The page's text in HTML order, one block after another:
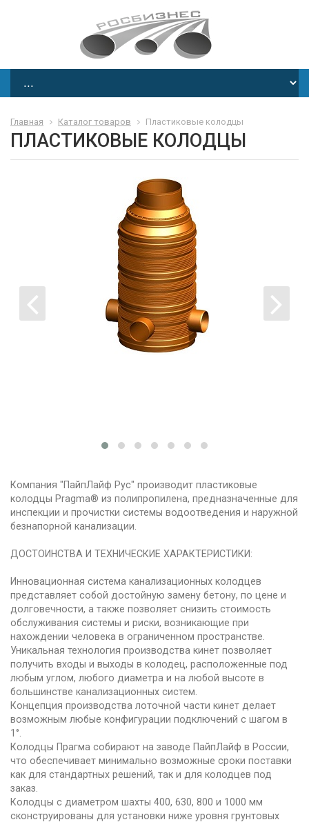
Главная Каталог товаров Пластиковые колодцы
ПЛАСТИКОВЫЕ КОЛОДЦЫ
Компания "ПайпЛайф Рус" производит пластиковые
колодцы Pragma® из полипропилена, предназначенные для
инспекции и прочистки системы водоотведения и наружной
безнапорной канализации.
ДОСТОИНСТВА И ТЕХНИЧЕСКИЕ ХАРАКТЕРИСТИКИ:
Инновационная система канализационных колодцев
представляет собой достойную замену бетону, по цене и
долговечности, а также позволяет снизить стоимость
обслуживания системы и риски, возникающие при
нахождении человека в ограниченном пространстве.
Уникальная технология производства кинет позволяет
получить входы и выходы в колодец, расположенные под
любым углом, любого диаметра и на любой высоте в
большинстве канализационных систем.
Концепция производства лоточной части кинет делает
возможным любые конфигурации подключений с шагом в
1°.
Колодцы Прагма собирают на заводе ПайпЛайф в России,
что обеспечивает минимально возможные сроки поставки
как для стандартных решений, так и для колодцев под
заказ.
Колодцы с диаметром шахты 400, 630, 800 и 1000 мм
сконструированы для установки ниже уровня грунтовых